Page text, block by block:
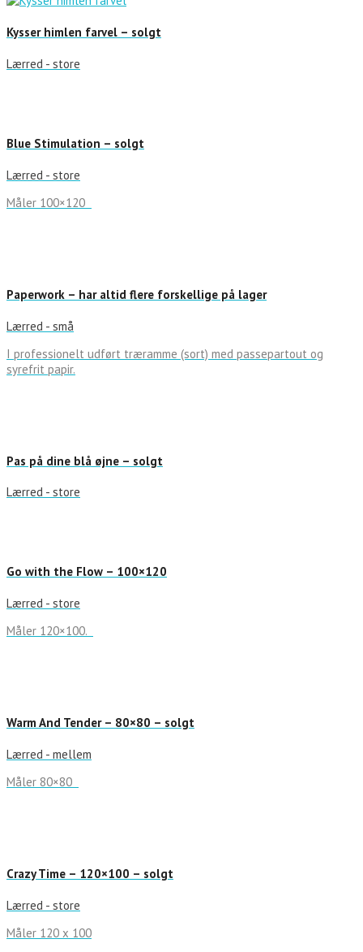
Kysser himlen farvel – solgt
Lærred - store
Blue Stimulation – solgt
Lærred - store
Måler 100×120
Paperwork – har altid flere forskellige på lager
Lærred - små
I professionelt udført træramme (sort) med passepartout og
syrefrit papir.
Pas på dine blå øjne – solgt
Lærred - store
Go with the Flow – 100×120
Lærred - store
Måler 120×100.
Warm And Tender – 80×80 – solgt
Lærred - mellem
Måler 80×80
Crazy Time – 120×100 – solgt
Lærred - store
Måler 120 x 100